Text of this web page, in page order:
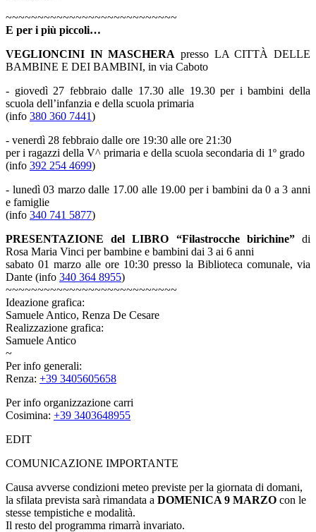
~~~~~~~~~~~~~~~~~~~~~~~~~~~
E per i più piccoli…
VEGLIONCINI IN MASCHERA presso LA CITTÀ DELLE
BAMBINE E DEI BAMBINI, in via Caboto
- giovedì 27 febbraio dalle 17.30 alle 19.30 per i bambini della
scuola dell’infanzia e della scuola primaria
(info 380 360 7441)
- venerdì 28 febbraio dalle ore 19:30 alle ore 21:30
per i ragazzi della V^ primaria e della scuola secondaria di 1º grado
(info 392 254 4699)
- lunedì 03 marzo dalle 17.00 alle 19.00 per i bambini da 0 a 3 anni
e famiglie
(info 340 741 5877)
PRESENTAZIONE del LIBRO “Filastrocche birichine”di
Rosa Maria Vinci per bambine e bambini dai 3 ai 6 anni
sabato 01 marzo alle ore 10:30 presso la Biblioteca comunale, via
Dante (info 340 364 8955)
~~~~~~~~~~~~~~~~~~~~~~~~~~~
Ideazione grafica:
Samuele Antico, Renza De Cesare
Realizzazione grafica:
Samuele Antico
~
Per info generali:
Renza: +39 3405605658
Per info organizzazione carri
Cosimina: +39 3403648955
EDIT
COMUNICAZIONE IMPORTANTE
Causa avverse condizioni meteo previste per la giornata di domani,
la sfilata prevista sarà rimandata a DOMENICA 9 MARZO con le
stesse tempistiche e modalità.
Il resto del programma rimarrà invariato.